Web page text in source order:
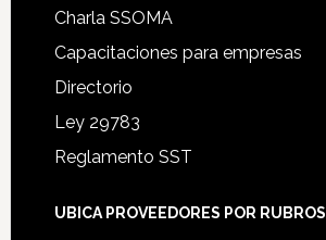
Charla SSOMA
Capacitaciones para empresas
Directorio
Ley 29783
Reglamento SST
UBICA PROVEEDORES POR RUBROS